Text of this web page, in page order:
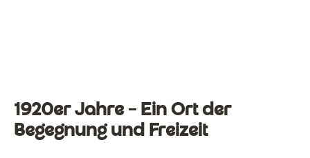
1920er Jahre – Ein Ort der
Begegnung und Freizeit